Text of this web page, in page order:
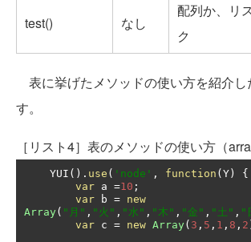
test() なし
配列か、リ
ク
表に挙げたメソッドの使い方を紹介し
す。
［リスト4］表のメソッドの使い方（
    YUI
(). use ( 'node' , function ( Y )
{
var a =10 ;
var b = new
Array( "月" , "火" , "水" , "木" , "金" , "土" , "
var c = new Array( 3 , 5 , 1 , 8 , 2